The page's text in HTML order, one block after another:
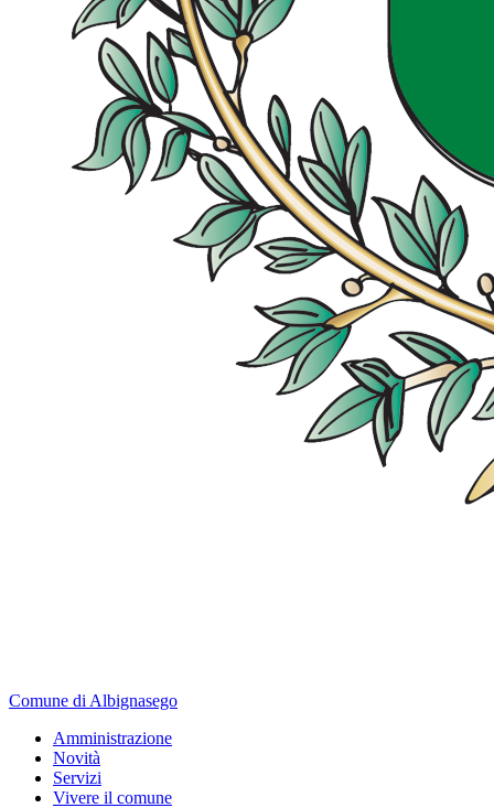
Comune di Albignasego
Amministrazione
Novità
Servizi
Vivere il comune